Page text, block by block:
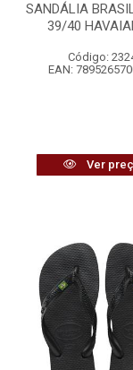
SANDÁLIA
39/40
Código:
EAN:
Ver